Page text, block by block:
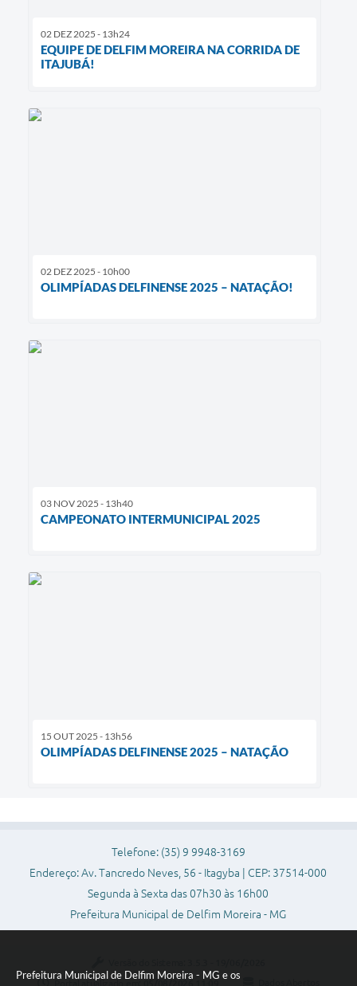
Prefeitura Municipal de Delfim Moreira - MG e os
02 DEZ 2025 - 13h24
EQUIPE DE DELFIM MOREIRA NA CORRIDA DE
ITAJUBÁ!
02 DEZ 2025 - 10h00
OLIMPÍADAS DELFINENSE 2025 – NATAÇÃO!
03 NOV 2025 - 13h40
CAMPEONATO INTERMUNICIPAL 2025
15 OUT 2025 - 13h56
OLIMPÍADAS DELFINENSE 2025 – NATAÇÃO
Telefone: (35) 9 9948-3169
Endereço: Av. Tancredo Neves, 56 - Itagyba | CEP: 37514-000
Segunda à Sexta das 07h30 às 16h00
Prefeitura Municipal de Delfim Moreira - MG
Portal atualizado em: